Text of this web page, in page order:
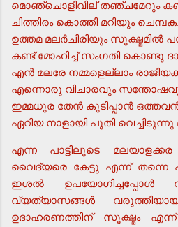
മൊഞ്ചൊളിവില് തഞ്ചമേറും
ചിത്തിരം കൊത്തി മറിയും
ഉത്തമ മലര്‍ചിരിയും സൂക്ഷ്മമില്‍
കണ്ട് മോഹിച്ച് സംഗതി കൊണ്ടു
എന്‍ മലരേ നമ്മളെല്ലാം
എന്നൊരു വിചാരവും സന്തോഷവും
ഇമ്മധുര തേന്‍ കുടിപ്പാന്‍
ഏറിയ നാളായി പൂതി വെച്ചിടുന്നു
എന്ന പാട്ടിലൂടെ
വൈദ്യരെ കേട്ടു എന്ന് തന്നെ
ഇശല്‍ ഉപയോഗിച്ചപ്പോള്‍
വ്യത്യാസങ്ങള്‍
ഉദാഹരണത്തിന് സൂക്ഷ്മം